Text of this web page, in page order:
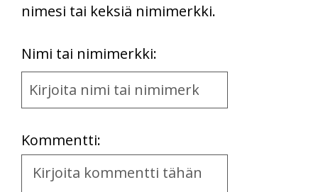
nimesi tai keksiä nimimerkki.
Nimi tai nimimerkki:
Name
and
Kommentti:
Kommentti